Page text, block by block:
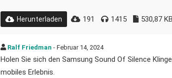
Herunterladen 191 1415 530,87 KB
Ralf Friedman - Februar 14, 2024
Holen Sie sich den Samsung Sound Of Silence
mobiles Erlebnis.